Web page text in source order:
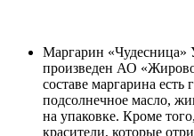
Маргарин «Чудесница»
произведен АО
составе маргарина есть
подсолнечное масло,
на упаковке. Кроме
красители, которые